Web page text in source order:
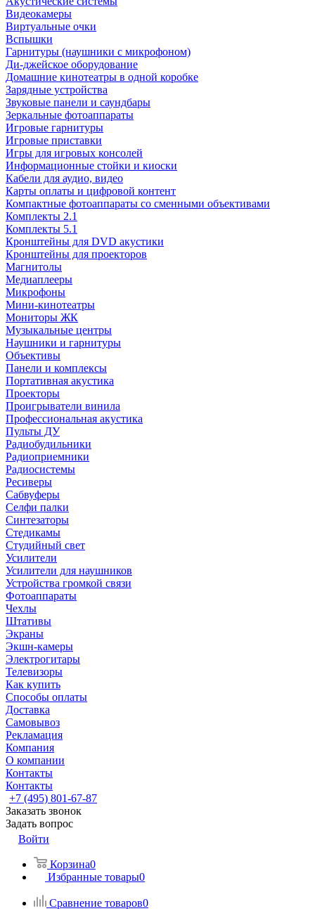
Видеокамеры
Виртуальные очки
Вспышки
Гарнитуры (наушники с микрофоном)
Ди-джейское оборудование
Домашние кинотеатры в одной коробке
Зарядные устройства
Звуковые панели и саундбары
Зеркальные фотоаппараты
Игровые гарнитуры
Игровые приставки
Игры для игровых консолей
Информационные стойки и киоски
Кабели для аудио, видео
Карты оплаты и цифровой контент
Компактные фотоаппараты со сменными объективами
Комплекты 2.1
Комплекты 5.1
Кронштейны для DVD акустики
Кронштейны для проекторов
Магнитолы
Медиаплееры
Микрофоны
Мини-кинотеатры
Мониторы ЖК
Музыкальные центры
Наушники и гарнитуры
Объективы
Панели и комплексы
Портативная акустика
Проекторы
Проигрыватели винила
Профессиональная акустика
Пульты ДУ
Радиобудильники
Радиоприемники
Радиосистемы
Ресиверы
Сабвуферы
Селфи палки
Синтезаторы
Стедикамы
Студийный свет
Усилители
Усилители для наушников
Устройства громкой связи
Фотоаппараты
Чехлы
Штативы
Экраны
Экшн-камеры
Электрогитары
Телевизоры
Как купить
Способы оплаты
Доставка
Самовывоз
Рекламация
Компания
О компании
Контакты
Контакты
+7 (495) 801-67-87
Заказать звонок
Задать вопрос
Войти
Корзина0
Избранные товары0
Сравнение товаров0